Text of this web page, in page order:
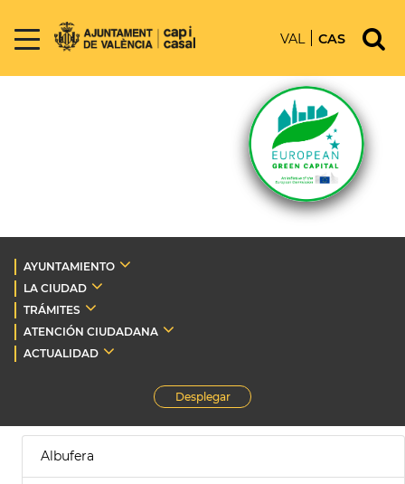
VAL CAS
AYUNTAMIENTO
LA CIUDAD
TRÁMITES
ATENCIÓN CIUDADANA
ACTUALIDAD
Desplegar
Albufera